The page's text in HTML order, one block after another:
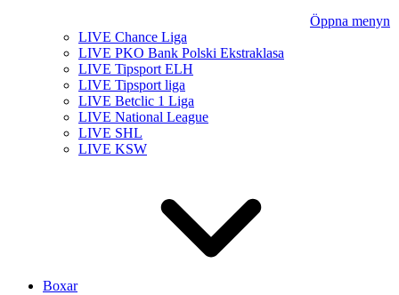
Öppna menyn
LIVE Chance Liga
LIVE PKO Bank Polski Ekstraklasa
LIVE Tipsport ELH
LIVE Tipsport liga
LIVE Betclic 1 Liga
LIVE National League
LIVE SHL
LIVE KSW
Boxar